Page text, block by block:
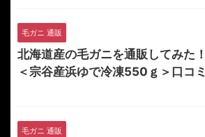
毛ガニ 通販
北海道産の毛ガニを通販してみた！
＜宗谷産浜ゆで冷凍550ｇ＞口コミ
毛ガニ 通販